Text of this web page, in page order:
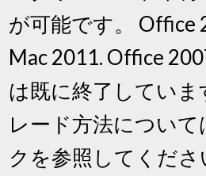
が可能です。 Office
Mac 2011. Office
は既に終了してい
レード方法につい
クを参照してくだ